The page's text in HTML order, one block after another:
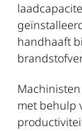
handhaaft
met behulp